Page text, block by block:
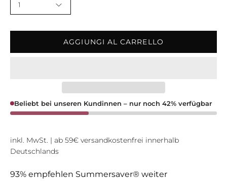
1
AGGIUNGI AL CARRELLO
Beliebt bei unseren Kundinnen – nur noch 42% verfügbar
inkl. MwSt. | ab 59€ versandkostenfrei innerhalb
Deutschlands
93% empfehlen Summersaver® weiter